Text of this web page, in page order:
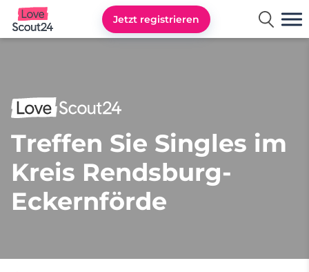
Lovescout24
Jetzt registrieren
Treffen Sie Singles im
Kreis Rendsburg-
Eckernförde